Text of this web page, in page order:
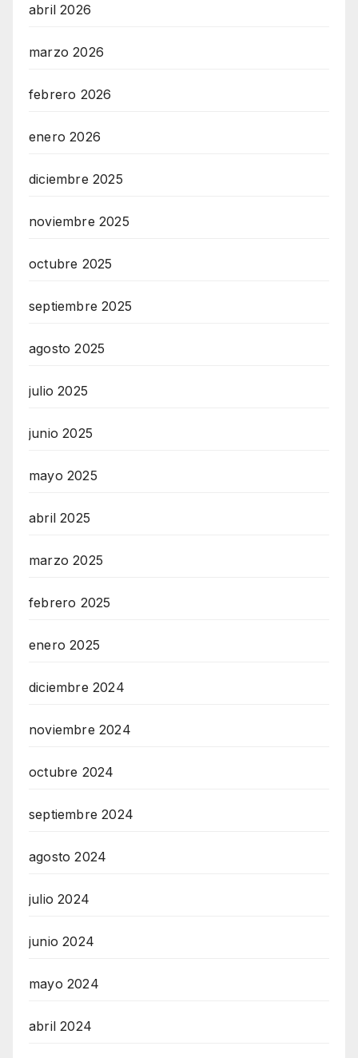
abril 2026
marzo 2026
febrero 2026
enero 2026
diciembre 2025
noviembre 2025
octubre 2025
septiembre 2025
agosto 2025
julio 2025
junio 2025
mayo 2025
abril 2025
marzo 2025
febrero 2025
enero 2025
diciembre 2024
noviembre 2024
octubre 2024
septiembre 2024
agosto 2024
julio 2024
junio 2024
mayo 2024
abril 2024